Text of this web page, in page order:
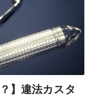
】違法カスタ